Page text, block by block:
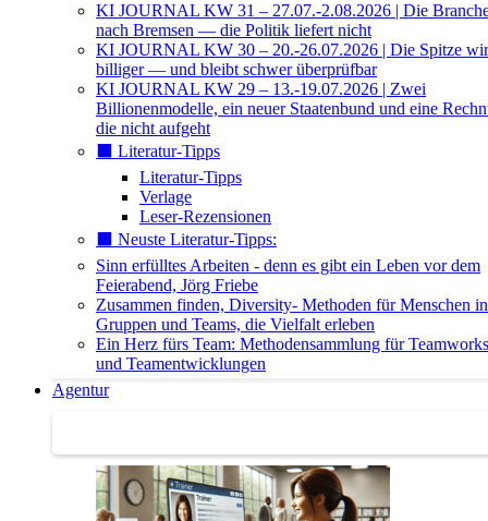
KI JOURNAL KW 31 – 27.07.-2.08.2026 | Die
nach Bremsen — die Politik liefert nicht
KI JOURNAL KW 30 – 20.-26.07.2026 | Die Spitze
billiger — und bleibt schwer überprüfbar
KI JOURNAL KW 29 – 13.-19.07.2026 | Zwei
Billionenmodelle, ein neuer Staatenbund und eine
die nicht aufgeht
⬛️ Literatur-Tipps
Literatur-Tipps
Verlage
Leser-Rezensionen
⬛️ Neuste Literatur-Tipps:
Sinn erfülltes Arbeiten - denn es gibt ein Leben vor dem
Feierabend, Jörg Friebe
Zusammen finden, Diversity- Methoden für Menschen in
Gruppen und Teams, die Vielfalt erleben
Ein Herz fürs Team: Methodensammlung für
und Teamentwicklungen
Agentur